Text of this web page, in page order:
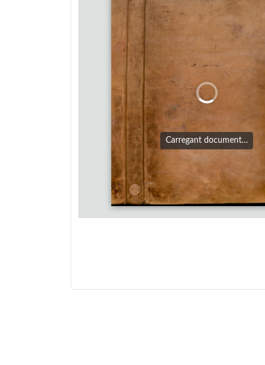
Carregant document…